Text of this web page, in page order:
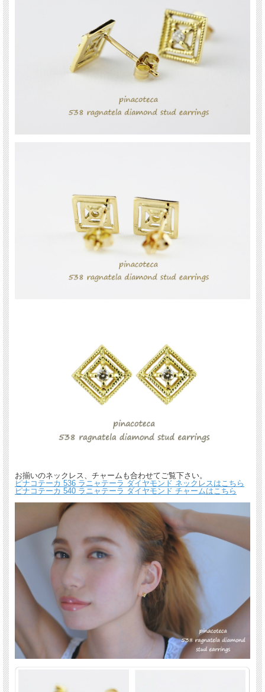
お揃いのネックレス、チャームも合わせてご覧下さい。
ピナコテーカ 536 ラニャテーラ ダイヤモンド ネックレスはこちら
ピナコテーカ 540 ラニャテーラ ダイヤモンド チャームはこちら